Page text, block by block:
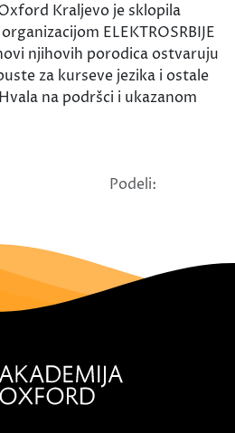
Kraljevo je sklopila
ELEKTROSRBIJE
njihovih porodica ostvaruju
za kurseve jezika i ostale
na podršci i ukazanom
Podeli: